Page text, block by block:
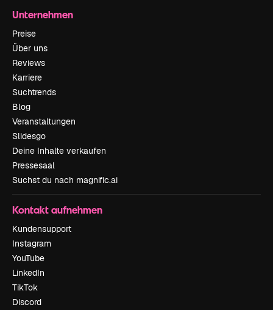
Unternehmen
Preise
Über uns
Reviews
Karriere
Suchtrends
Blog
Veranstaltungen
Slidesgo
Deine Inhalte verkaufen
Pressesaal
Suchst du nach magnific.ai
Kontakt aufnehmen
Kundensupport
Instagram
YouTube
LinkedIn
TikTok
Discord